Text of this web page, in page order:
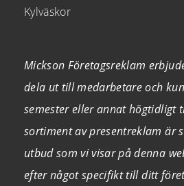
Kylväskor
Mickson Företagsreklam
dela ut till medarbetare och
semester eller annat högtidligt
sortiment av presentreklam är
utbud som vi visar på denna
efter något specifikt till ditt